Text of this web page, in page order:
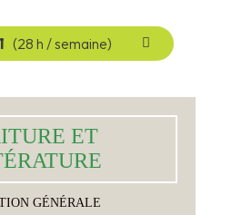
(28 h / semaine)
ET
GÉNÉRALE
ET
la littérature de la
S